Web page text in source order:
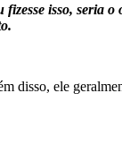
isso, seria o
disso, ele